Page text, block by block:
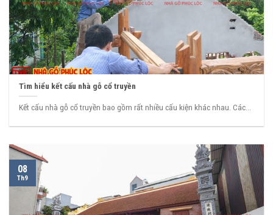
Tìm hiểu kết cấu nhà gỗ cổ truyền
Kết cấu nhà gỗ cổ truyền bao gồm rất nhiều cấu kiện khác nhau. Các...
08
Th9